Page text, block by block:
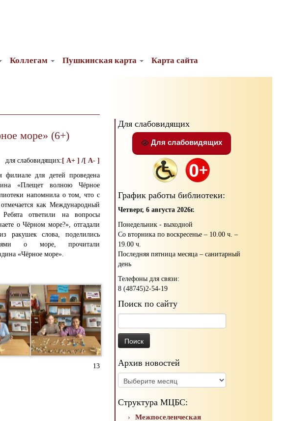
Коллегам Пушкинская карта Карта сайта
море» (6+)
для слабовидящих: [ A+ ] /[ A- ]
филиале для детей проведена
«Плещет волною Чёрное
напомнила о том, что с
как Международный
ответили на вопросы
о Чёрном море?», отгадали
ракушек слова, поделились
о море, прочитали
«Чёрное море».
13
Для слабовидящих
Для слабовидящих
График работы библиотеки:
Четверг, 6 августа 2026г.
Понедельник - выходной
Со вторника по воскресенье – 10.00 ч. –
19.00 ч.
Последняя пятница месяца – санитарный
день
Телефоны для связи:
8 (48745)2-54-19
Поиск по сайту
Архив новостей
Архив
новостей
Структура МЦБС:
Межпоселенческая